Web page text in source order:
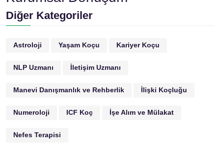
Diğer Kategoriler
Astroloji Yaşam Koçu Kariyer Koçu
NLP Uzmanı İletişim Uzmanı
Manevi Danışmanlık ve Rehberlik İlişki Koçluğu
Numeroloji ICF Koç İşe Alım ve Mülakat
Nefes Terapisi